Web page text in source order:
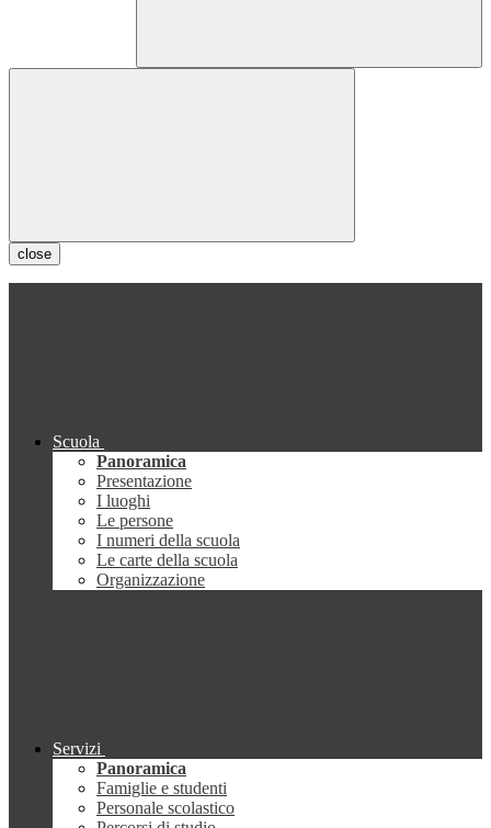
close
Scuola
Panoramica
Presentazione
I luoghi
Le persone
I numeri della scuola
Le carte della scuola
Organizzazione
Servizi
Panoramica
Famiglie e studenti
Personale scolastico